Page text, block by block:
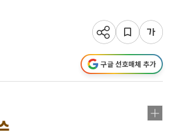
구글 선호매체 추가